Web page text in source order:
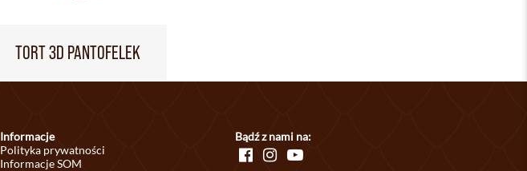
TORT 3D PANTOFELEK
Informacje
Polityka prywatności
Informacje SOM
Bądź z nami na: